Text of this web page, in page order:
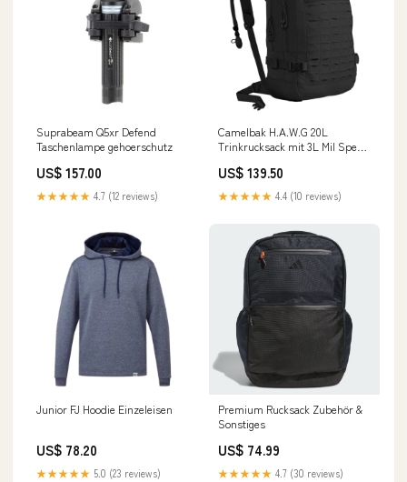
Suprabeam Q5xr Defend
Taschenlampe gehoerschutz
US$ 157.00
★★★★★ 4.7 (12 reviews)
Camelbak H.A.W.G 20L
Trinkrucksack mit 3L Mil Spec
Farbe:Coyote
US$ 139.50
★★★★★ 4.4 (10 reviews)
Junior FJ Hoodie Einzeleisen
US$ 78.20
★★★★★ 5.0 (23 reviews)
Premium Rucksack Zubehör &
Sonstiges
US$ 74.99
★★★★★ 4.7 (30 reviews)